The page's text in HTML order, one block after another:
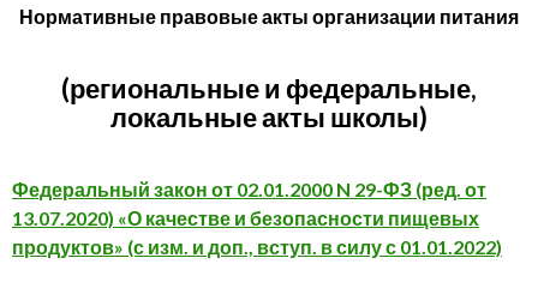
Нормативные правовые акты организации питания
(региональные и федеральные,
локальные акты школы)
Федеральный закон от 02.01.2000 N 29-ФЗ (ред. от
13.07.2020) «О качестве и безопасности пищевых
продуктов» (с изм. и доп., вступ. в силу с 01.01.2022)